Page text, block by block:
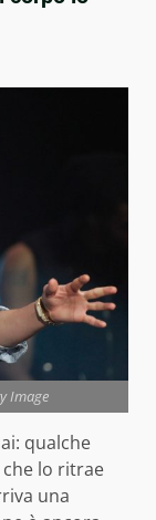
Image
qualche
che lo ritrae
una